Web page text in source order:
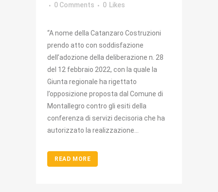
0 Comments
0 Likes
“A nome della Catanzaro Costruzioni
prendo atto con soddisfazione
dell’adozione della deliberazione n. 28
del 12 febbraio 2022, con la quale la
Giunta regionale ha rigettato
l’opposizione proposta dal Comune di
Montallegro contro gli esiti della
conferenza di servizi decisoria che ha
autorizzato la realizzazione...
READ MORE